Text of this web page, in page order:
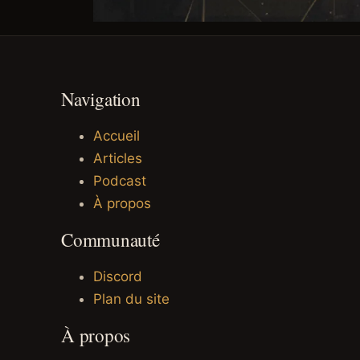
Navigation
Accueil
Articles
Podcast
À propos
Communauté
Discord
Plan du site
À propos